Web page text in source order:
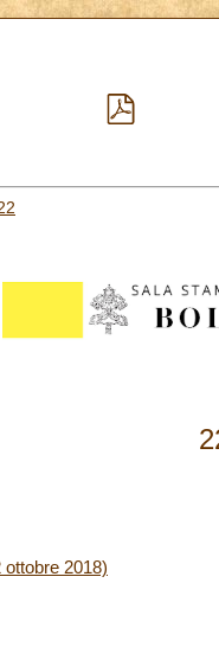
ottobre 2018)